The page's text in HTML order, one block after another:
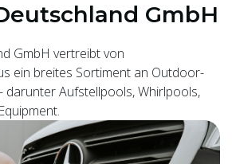
GmbH
GmbH vertreibt von
ein breites Sortiment an Outdoor-
darunter Aufstellpools, Whirlpools,